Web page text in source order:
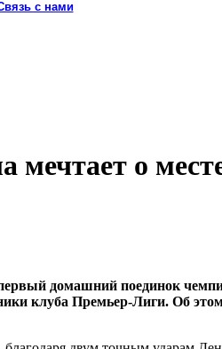
с нами
мечтает о
домашний поединок
клуба Премьер-Лиги. Об